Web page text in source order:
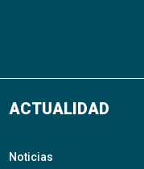
ACTUALIDAD
Noticias